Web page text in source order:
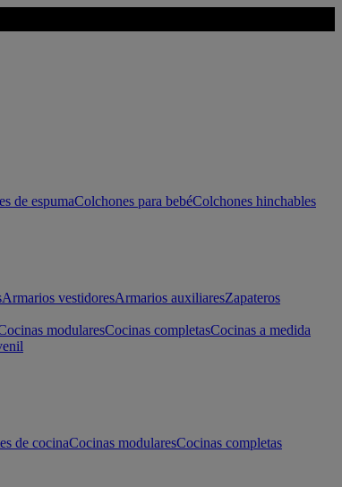
de espumaColchones para bebéColchones hinchables
Armarios vestidoresArmarios auxiliaresZapateros
modularesCocinas completasCocinas a medida
de cocinaCocinas modularesCocinas completas